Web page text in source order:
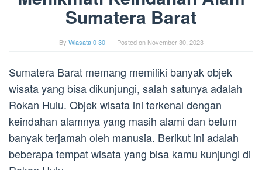
Sumatera Barat
By Wiasata 0 30 Posted on November 30, 2023
Sumatera Barat memang memiliki banyak objek
wisata yang bisa dikunjungi, salah satunya adalah
Rokan Hulu. Objek wisata ini terkenal dengan
keindahan alamnya yang masih alami dan belum
banyak terjamah oleh manusia. Berikut ini adalah
beberapa tempat wisata yang bisa kamu kunjungi di